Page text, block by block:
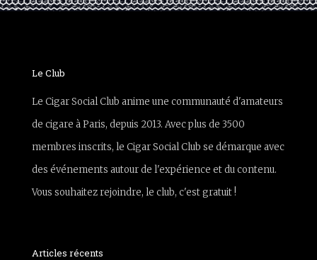
Le Club
Le Cigar Social Club anime une communauté d'amateurs
de cigare à Paris, depuis 2013. Avec plus de 3500
membres inscrits, le Cigar Social Club se démarque avec
des événements autour de l'expérience et du contenu.
Vous souhaitez rejoindre, le club, c'est gratuit !
Articles récents